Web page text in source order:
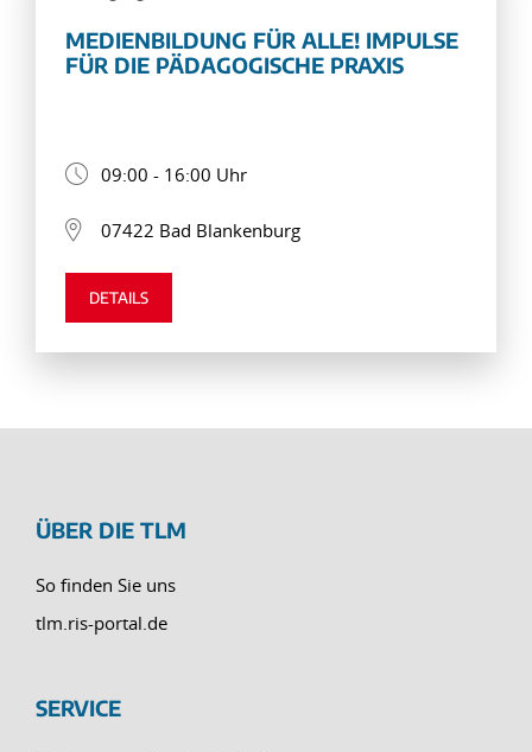
MEDIENBILDUNG FÜR ALLE! IMPULSE
FÜR DIE PÄDAGOGISCHE PRAXIS
09:00 - 16:00 Uhr
07422 Bad Blankenburg
DETAILS
ÜBER DIE TLM
So finden Sie uns
tlm.ris-portal.de
SERVICE